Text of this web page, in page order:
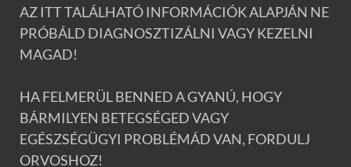
AZ ITT TALÁLHATÓ INFORMÁCIÓK ALAPJÁN NE
PRÓBÁLD DIAGNOSZTIZÁLNI VAGY KEZELNI
MAGAD!
HA FELMERÜL BENNED A GYANÚ, HOGY
BÁRMILYEN BETEGSÉGED VAGY
EGÉSZSÉGÜGYI PROBLÉMÁD VAN, FORDULJ
ORVOSHOZ!